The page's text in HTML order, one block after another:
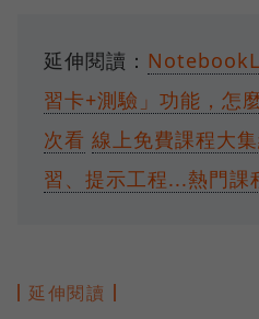
延伸閱讀：
習卡+測驗」功能，怎
次看 線上免費課程大
習、提示工程...熱門課
延伸閱讀